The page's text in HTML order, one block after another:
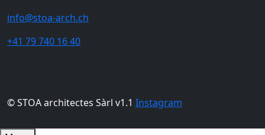
info@stoa-arch.ch
+41 79 740 16 40
© STOA architectes Sàrl v1.1 Instagram